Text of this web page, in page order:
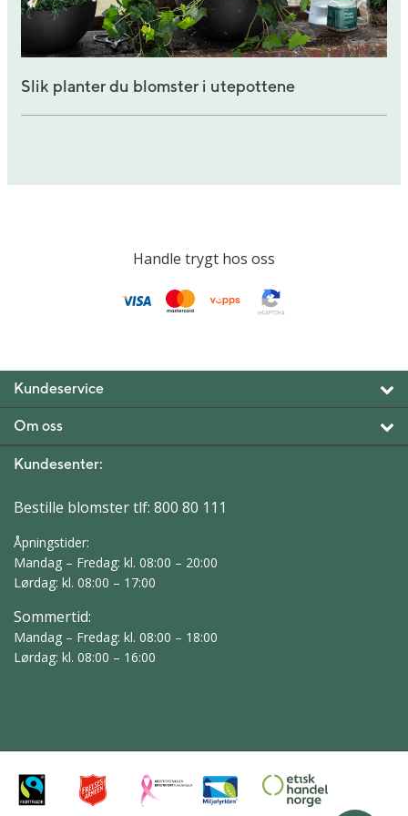
Slik planter du blomster i utepottene
Handle trygt hos oss
Kundeservice
Om oss
Kundesenter:
Bestille blomster tlf: 800 80 111
Åpningstider:
Mandag – Fredag: kl. 08:00 – 20:00
Lørdag: kl. 08:00 – 17:00
Sommertid:
Mandag – Fredag: kl. 08:00 – 18:00
Lørdag: kl. 08:00 – 16:00